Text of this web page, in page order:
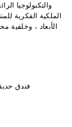
والتكنولوجيا
الملكية الفكرية
الأبعاد ، وخلفية